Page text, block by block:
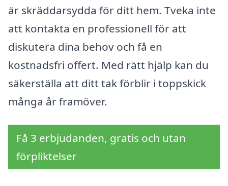
är skräddarsydda för ditt hem. Tveka inte
att kontakta en professionell för att
diskutera dina behov och få en
kostnadsfri offert. Med rätt hjälp kan du
säkerställa att ditt tak förblir i toppskick
många år framöver.
Få 3 erbjudanden, gratis och utan
förpliktelser